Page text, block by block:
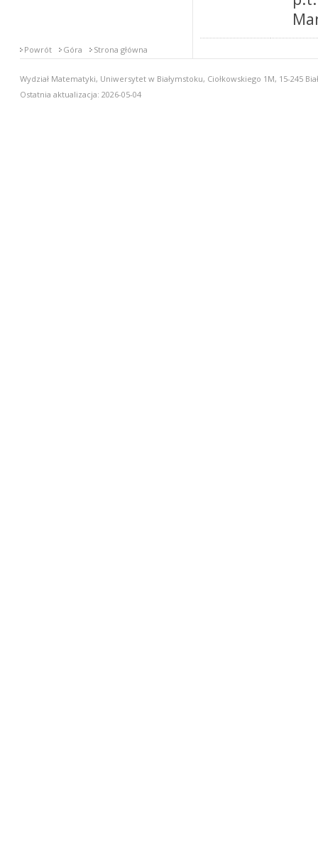
Powrót Góra Strona główna
Wydział Matematyki, Uniwersytet w Białymstoku, Ciołkowskiego 1M, 15-245
Ostatnia aktualizacja: 2026-05-04